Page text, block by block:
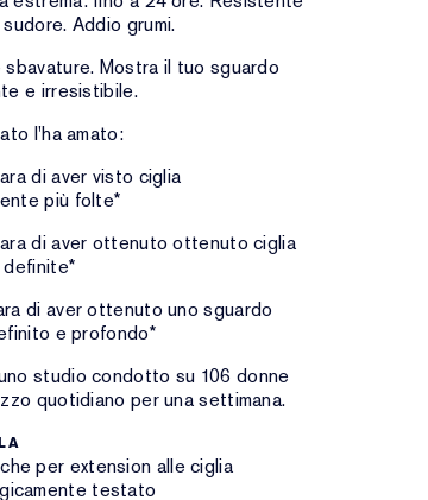
Addio grumi.
sbavature. Mostra il tuo sguardo
e irresistibile.
l'ha amato:
di aver visto ciglia
più folte*
di aver ottenuto ottenuto ciglia
definite*
di aver ottenuto uno sguardo
e profondo*
studio condotto su 106 donne
quotidiano per una settimana.
per extension alle ciglia
testato